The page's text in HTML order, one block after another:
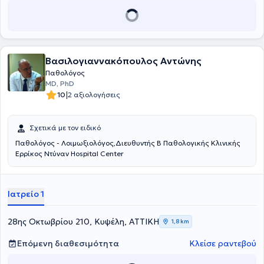
Ελληνικής Εταιρείας Αθηρωσκλήρωσης και της Ελληνικής
Βασιλογιαννακόπουλος Αντώνης
Παθολόγος
MD, PhD
10|2 αξιολογήσεις
Σχετικά με τον ειδικό
Παθολόγος - Λοιμωξιολόγος,Διευθυντής Β Παθολογικής Κλινικής
Ερρίκος Ντύναν Hospital Center
Ιατρείο 1
28ης Οκτωβρίου 210, Κυψέλη, ΑΤΤΙΚΗ 1,8 km
Επόμενη διαθεσιμότητα Κλείσε ραντεβού